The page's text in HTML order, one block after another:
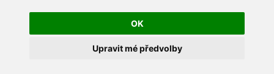
OK
Upravit mé předvolby